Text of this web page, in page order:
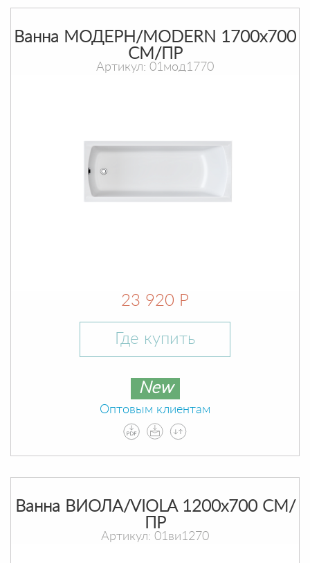
Ванна МОДЕРН/MODERN 1700х700
СМ/ПР
Артикул: 01мод1770
23 920 Р
Где купить
New
Оптовым клиентам
Ванна ВИОЛА/VIOLA 1200х700 СМ/
ПР
Артикул: 01ви1270